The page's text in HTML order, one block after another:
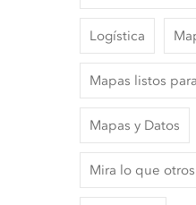
Logística
Mapas listos
Mapas y Datos
Mira lo que